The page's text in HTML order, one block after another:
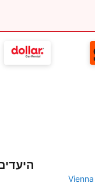
Vienna